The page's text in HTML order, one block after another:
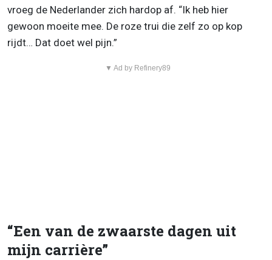
vroeg de Nederlander zich hardop af. “Ik heb hier
gewoon moeite mee. De roze trui die zelf zo op kop
rijdt… Dat doet wel pijn.”
▼ Ad by Refinery89
“Een van de zwaarste dagen uit
mijn carrière”